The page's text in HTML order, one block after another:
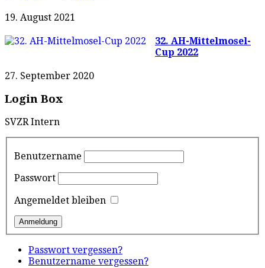
19. August 2021
32. AH-Mittelmosel-
Cup 2022
27. September 2020
Login Box
SVZR Intern
Benutzername
Passwort
Angemeldet bleiben
Passwort vergessen?
Benutzername vergessen?